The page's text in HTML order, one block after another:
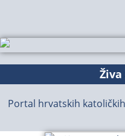
Portal hrvatskih